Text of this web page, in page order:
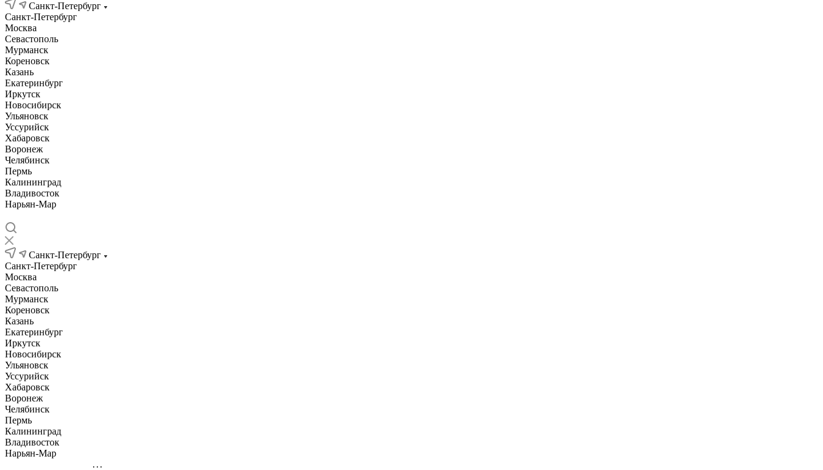
Санкт-Петербург
Санкт-Петербург
Москва
Севастополь
Мурманск
Кореновск
Казань
Екатеринбург
Иркутск
Новосибирск
Ульяновск
Уссурийск
Хабаровск
Воронеж
Челябинск
Пермь
Калининград
Владивосток
Нарьян-Мар
Санкт-Петербург
Санкт-Петербург
Москва
Севастополь
Мурманск
Кореновск
Казань
Екатеринбург
Иркутск
Новосибирск
Ульяновск
Уссурийск
Хабаровск
Воронеж
Челябинск
Пермь
Калининград
Владивосток
Нарьян-Мар
...